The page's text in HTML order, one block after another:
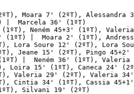
Moara 7' (2ºT), Alessandra
|  Marcela 36' (1ºT)
Neném 45+3' (1ºT),
|  Moara 2' (1ºT),
Lora Soure 12' (2ºT), Lora
Jeane 15' (2ºT), Pingo 45+2'
|  Neném 36' (1ºT), Valeria
15' (1ºT), Caneca 24'
29' (2ºT), Valeria
34' (1ºT), Cassia
Silvani 19' (2ºT)